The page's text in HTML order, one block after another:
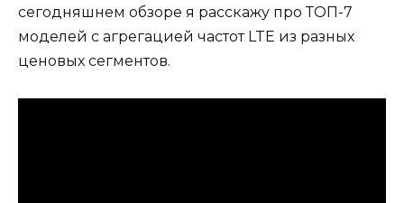
сегодняшнем обзоре я расскажу про ТОП-7
моделей с агрегацией частот LTE из разных
ценовых сегментов.